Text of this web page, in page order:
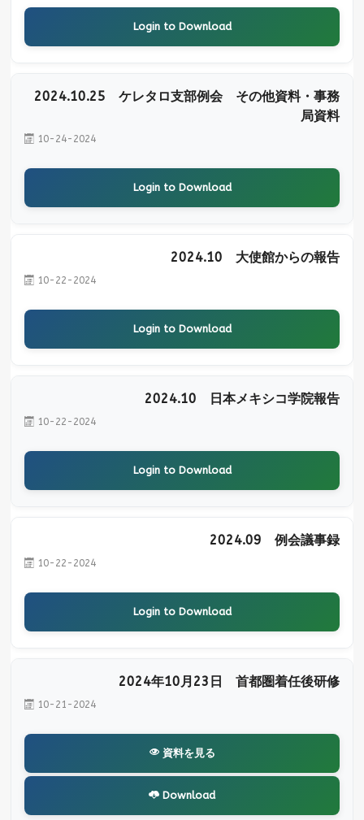
Login to Download
2024.10.25 ケレタロ支部例会 その他資料・事務
局資料
10-24-2024
Login to Download
2024.10 大使館からの報告
10-22-2024
Login to Download
2024.10 日本メキシコ学院報告
10-22-2024
Login to Download
2024.09 例会議事録
10-22-2024
Login to Download
2024年10月23日 首都圏着任後研修
10-21-2024
資料を見る
Download